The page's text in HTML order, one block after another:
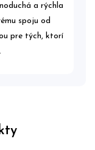
a rýchla
spoju od
pre tých, ktorí